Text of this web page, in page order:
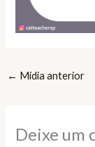
← Mídia anterior
Deixe um